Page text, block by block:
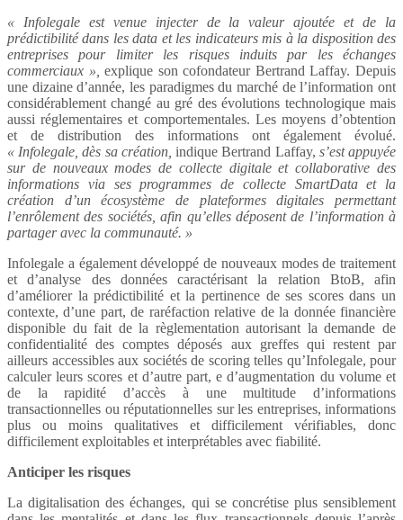
« Infolegale est venue injecter de la valeur ajoutée et de la
prédictibilité dans les data et les indicateurs mis à la disposition des
entreprises pour limiter les risques induits par les échanges
commerciaux », explique son cofondateur Bertrand Laffay. Depuis
une dizaine d’année, les paradigmes du marché de l’information ont
considérablement changé au gré des évolutions technologique mais
aussi réglementaires et comportementales. Les moyens d’obtention
et de distribution des informations ont également évolué.
« Infolegale, dès sa création,indique Bertrand Laffay, s’est appuyée
sur de nouveaux modes de collecte digitale et collaborative des
informations via ses programmes de collecte SmartData et la
création d’un écosystème de plateformes digitales permettant
l’enrôlement des sociétés, afin qu’elles déposent de l’information à
partager avec la communauté. »
Infolegale a également développé de nouveaux modes de traitement
et d’analyse des données caractérisant la relation BtoB, afin
d’améliorer la prédictibilité et la pertinence de ses scores dans un
contexte, d’une part, de raréfaction relative de la donnée financière
disponible du fait de la règlementation autorisant la demande de
confidentialité des comptes déposés aux greffes qui restent par
ailleurs accessibles aux sociétés de scoring telles qu’Infolegale, pour
calculer leurs scores et d’autre part, e d’augmentation du volume et
de la rapidité d’accès à une multitude d’informations
transactionnelles ou réputationnelles sur les entreprises, informations
plus ou moins qualitatives et difficilement vérifiables, donc
difficilement exploitables et interprétables avec fiabilité.
Anticiper les risques
La digitalisation des échanges, qui se concrétise plus sensiblement